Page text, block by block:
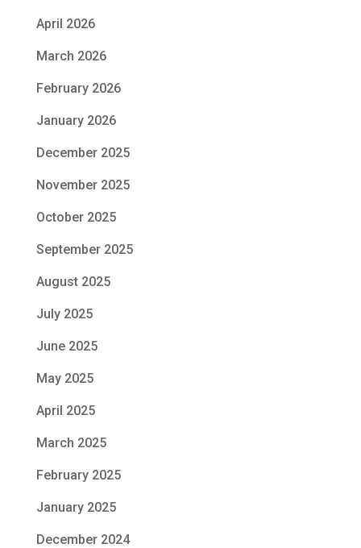
April 2026
March 2026
February 2026
January 2026
December 2025
November 2025
October 2025
September 2025
August 2025
July 2025
June 2025
May 2025
April 2025
March 2025
February 2025
January 2025
December 2024